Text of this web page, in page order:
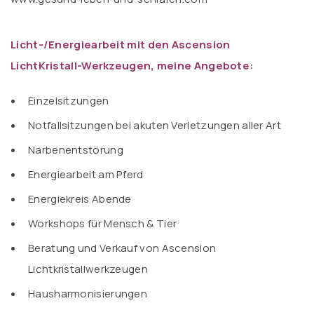
Licht-/Energiearbeit mit den Ascension
LichtKristall-Werkzeugen, meine Angebote:
Einzelsitzungen
Notfallsitzungen bei akuten Verletzungen aller Art
Narbenentstörung
Energiearbeit am Pferd
Energiekreis Abende
Workshops für Mensch & Tier
Beratung und Verkauf von Ascension
Lichtkristallwerkzeugen
Hausharmonisierungen